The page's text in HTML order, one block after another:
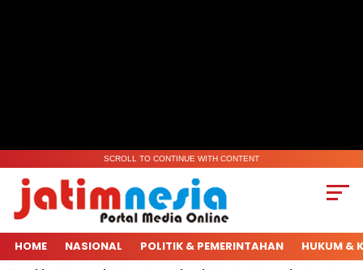
SCROLL TO CONTINUE WITH CONTENT
HOME NASIONAL POLITIK & PEMERINTAHAN HUKUM &